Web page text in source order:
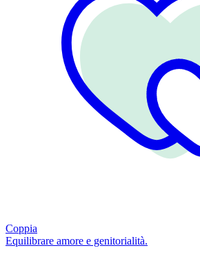
Coppia
Equilibrare amore e genitorialità.